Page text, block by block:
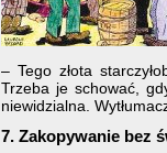
– Tego złota
Trzeba je schować,
niewidzialna.
7. Zakopywanie bez